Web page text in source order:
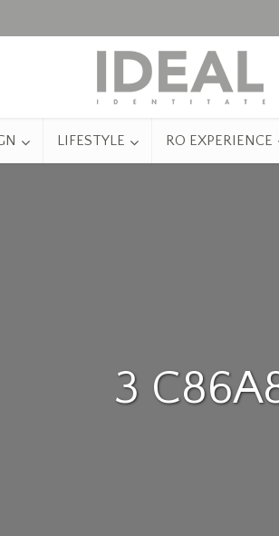
LIFESTYLE RO EXPERIENCE
3